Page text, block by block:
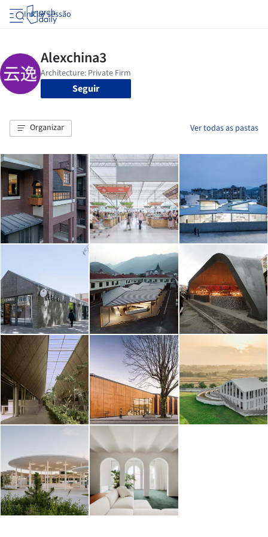
Iniciar sessão
Seguir
Organizar Ver todas as pastas